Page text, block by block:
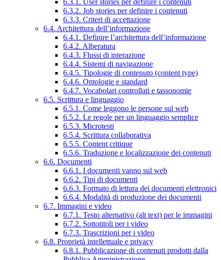
6.3.2. Job stories per definire i contenuti
6.3.3. Criteri di accettazione
6.4. Architettura dell’informazione
6.4.1. Definire l’architettura dell’informazione
6.4.2. Alberatura
6.4.3. Flussi di interazione
6.4.4. Sistemi di navigazione
6.4.5. Tipologie di contenuto (content type)
6.4.6. Ontologie e standard
6.4.7. Vocabolari controllati e tassonomie
6.5. Scrittura e linguaggio
6.5.1. Come leggono le persone sul web
6.5.2. Le regole per un linguaggio semplice
6.5.3. Microtesti
6.5.4. Scrittura collaborativa
6.5.5. Content critique
6.5.6. Traduzione e localizzazione dei contenuti
6.6. Documenti
6.6.1. I documenti vanno sul web
6.6.2. Tipi di documenti
6.6.3. Formato di lettura dei documenti elettronici
6.6.4. Modalità di produzione dei documenti
6.7. Immagini e video
6.7.1. Testo alternativo (alt text) per le immagini
6.7.2. Sottotitoli per i video
6.7.3. Trascrizioni per i video
6.8. Proprietà intellettuale e privacy
6.8.1. Pubblicazione di contenuti prodotti dalla